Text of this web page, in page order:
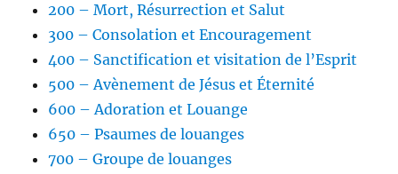
200 – Mort, Résurrection et Salut
300 – Consolation et Encouragement
400 – Sanctification et visitation de l’Esprit
500 – Avènement de Jésus et Éternité
600 – Adoration et Louange
650 – Psaumes de louanges
700 – Groupe de louanges